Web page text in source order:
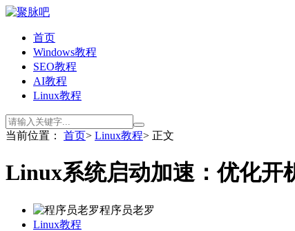
首页
Windows教程
SEO教程
AI教程
Linux教程
当前位置： 首页> Linux教程> 正文
Linux系统启动加速：优化开
程序员老罗
Linux教程